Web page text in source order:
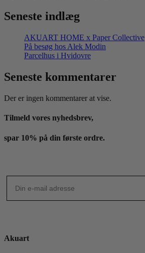
Seneste indlæg
AKUART HOME x Paper Collective
På besøg hos Alek Modin
Parcelhus i Hvidovre
Seneste kommentarer
Der er ingen kommentarer at vise.
Tilmeld vores nyhedsbrev,
spar 10% på din første ordre.
Akuart